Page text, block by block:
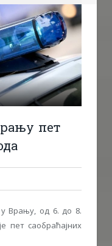
пет
у Врању, од 6. до 8.
пет саобраћајних